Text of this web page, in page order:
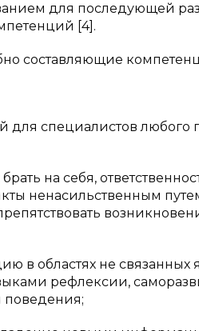
для последующей
[4].
составляющие
для специалистов
на себя,
ненасильственным
в областях не связанных
рефлексии,
поведения;